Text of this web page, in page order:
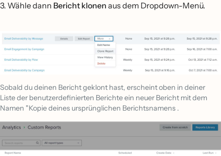
3. Wähle dann Bericht klonen aus dem Dropdown-Menü.
Sobald du deinen Bericht geklont hast, erscheint oben in deiner
Liste der benutzerdefinierten Berichte ein neuer Bericht mit dem
Namen "Kopie deines ursprünglichen Berichtsnamens .